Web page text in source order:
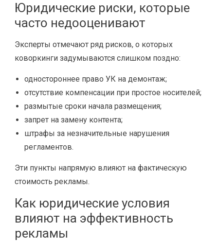
Юридические риски, которые
часто недооценивают
Эксперты отмечают ряд рисков, о которых
коворкинги задумываются слишком поздно:
одностороннее право УК на демонтаж;
отсутствие компенсации при простое носителей;
размытые сроки начала размещения;
запрет на замену контента;
штрафы за незначительные нарушения
регламентов.
Эти пункты напрямую влияют на фактическую
стоимость рекламы.
Как юридические условия
влияют на эффективность
рекламы